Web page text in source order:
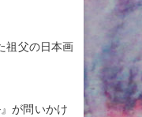
祖父の日本画
が問いかけ